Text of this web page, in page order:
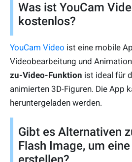
Was ist YouCam
kostenlos?
YouCam Video ist eine mobile
Videobearbeitung und
zu-Video-Funktion ist ideal für
animierten 3D-Figuren. Die App
heruntergeladen werden.
Gibt es Alternativen
Flash Image, um